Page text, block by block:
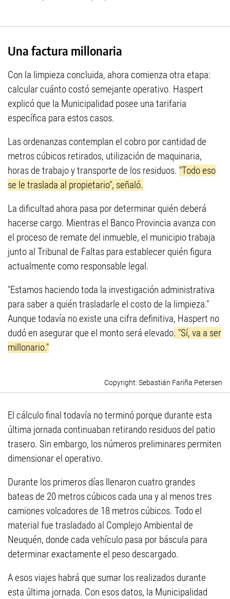
Una factura millonaria
Con la limpieza concluida, ahora comienza otra etapa:
calcular cuánto costó semejante operativo. Haspert
explicó que la Municipalidad posee una tarifaria
específica para estos casos.
Las ordenanzas contemplan el cobro por cantidad de
metros cúbicos retirados, utilización de maquinaria,
horas de trabajo y transporte de los residuos. "Todo eso
se le traslada al propietario", señaló.
La dificultad ahora pasa por determinar quién deberá
hacerse cargo. Mientras el Banco Provincia avanza con
el proceso de remate del inmueble, el municipio trabaja
junto al Tribunal de Faltas para establecer quién figura
actualmente como responsable legal.
"Estamos haciendo toda la investigación administrativa
para saber a quién trasladarle el costo de la limpieza."
Aunque todavía no existe una cifra definitiva, Haspert no
dudó en asegurar que el monto será elevado. "Sí, va a ser
millonario."
Sebastián Fariña Petersen
El cálculo final todavía no terminó porque durante esta
última jornada continuaban retirando residuos del patio
trasero. Sin embargo, los números preliminares permiten
dimensionar el operativo.
Durante los primeros días llenaron cuatro grandes
bateas de 20 metros cúbicos cada una y al menos tres
camiones volcadores de 18 metros cúbicos. Todo el
material fue trasladado al Complejo Ambiental de
Neuquén, donde cada vehículo pasa por báscula para
determinar exactamente el peso descargado.
A esos viajes habrá que sumar los realizados durante
esta última jornada. Con esos datos, la Municipalidad